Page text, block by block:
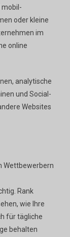
oder kleine
im
online
analytische
und Social-
Websites
Wettbewerbern
Rank
wie Ihre
für tägliche
behalten